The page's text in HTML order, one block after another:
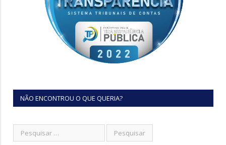
NÃO ENCONTROU O QUE QUERIA?